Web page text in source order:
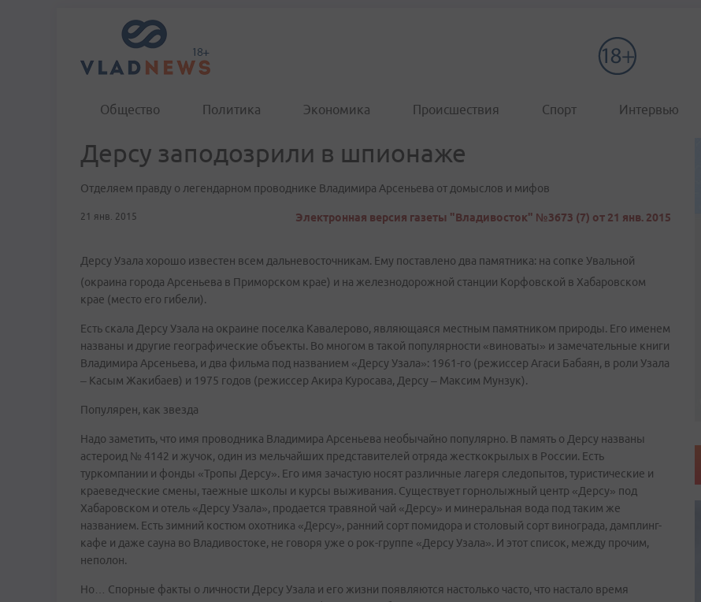
Общество Политика Экономика Происшествия Спорт Интервью
Дерсу заподозрили в шпионаже
Отделяем правду о легендарном проводнике Владимира Арсеньева от домыслов и мифов
21 янв. 2015 Электронная версия газеты "Владивосток" №3673 (7) от 21 янв. 2015
Дерсу Узала хорошо известен всем дальневосточникам. Ему поставлено два памятника: на сопке Увальной
(окраина города Арсеньева в Приморском крае) и на железнодорожной станции Корфовской в Хабаровском
крае (место его гибели).
Есть скала Дерсу Узала на окраине поселка Кавалерово, являющаяся местным памятником природы. Его именем
названы и другие географические объекты. Во многом в такой популярности «виноваты» и замечательные книги
Владимира Арсеньева, и два фильма под названием «Дерсу Узала»: 1961-го (режиссер Агаси Бабаян, в роли Узала
– Касым Жакибаев) и 1975 годов (режиссер Акира Куросава, Дерсу – Максим Мунзук).
Популярен, как звезда
Надо заметить, что имя проводника Владимира Арсеньева необычайно популярно. В память о Дерсу названы
астероид № 4142 и жучок, один из мельчайших представителей отряда жесткокрылых в России. Есть
туркомпании и фонды «Тропы Дерсу». Его имя зачастую носят различные лагеря следопытов, туристические и
краеведческие смены, таежные школы и курсы выживания. Существует горнолыжный центр «Дерсу» под
Хабаровском и отель «Дерсу Узала», продается травяной чай «Дерсу» и минеральная вода под таким же
названием. Есть зимний костюм охотника «Дерсу», ранний сорт помидора и столовый сорт винограда, дамплинг-
кафе и даже сауна во Владивостоке, не говоря уже о рок-группе «Дерсу Узала». И этот список, между прочим,
неполон.
Но… Спорные факты о личности Дерсу Узала и его жизни появляются настолько часто, что настало время